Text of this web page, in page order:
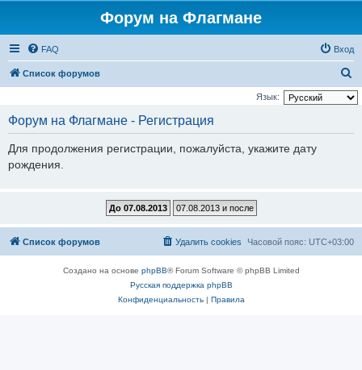
Форум на Флагмане
FAQ Вход
Список форумов
о
Язык:
Форум на Флагмане - Регистрация
Для продолжения регистрации, пожалуйста, укажите дату
рождения.
Список форумов Часовой пояс: UTC+03:00
Удалить cookies
Создано на основе phpBB® Forum Software © phpBB Limited
Русская поддержка phpBB
Конфиденциальность| Правила